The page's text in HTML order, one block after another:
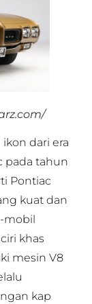
dari era
pada tahun
Pontiac
kuat dan
mobil
khas
mesin V8
kap